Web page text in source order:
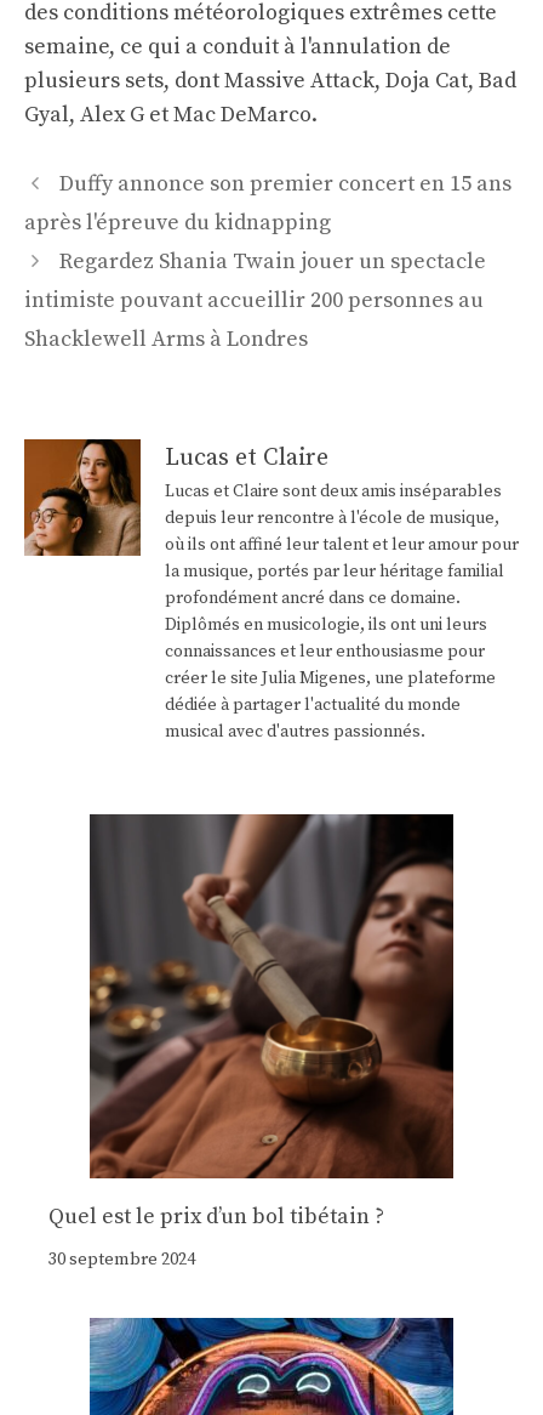
des conditions météorologiques extrêmes cette
semaine, ce qui a conduit à l'annulation de
plusieurs sets, dont Massive Attack, Doja Cat, Bad
Gyal, Alex G et Mac DeMarco.
Navigation
des
Duffy annonce son premier concert en 15 ans
après l'épreuve du kidnapping
Regardez Shania Twain jouer un spectacle
intimiste pouvant accueillir 200 personnes au
Shacklewell Arms à Londres
Lucas et Claire
Lucas et Claire sont deux amis inséparables
depuis leur rencontre à l'école de musique,
où ils ont affiné leur talent et leur amour pour
la musique, portés par leur héritage familial
profondément ancré dans ce domaine.
Diplômés en musicologie, ils ont uni leurs
connaissances et leur enthousiasme pour
créer le site Julia Migenes, une plateforme
dédiée à partager l'actualité du monde
musical avec d'autres passionnés.
Quel est le prix d’un bol tibétain ?
30 septembre 2024